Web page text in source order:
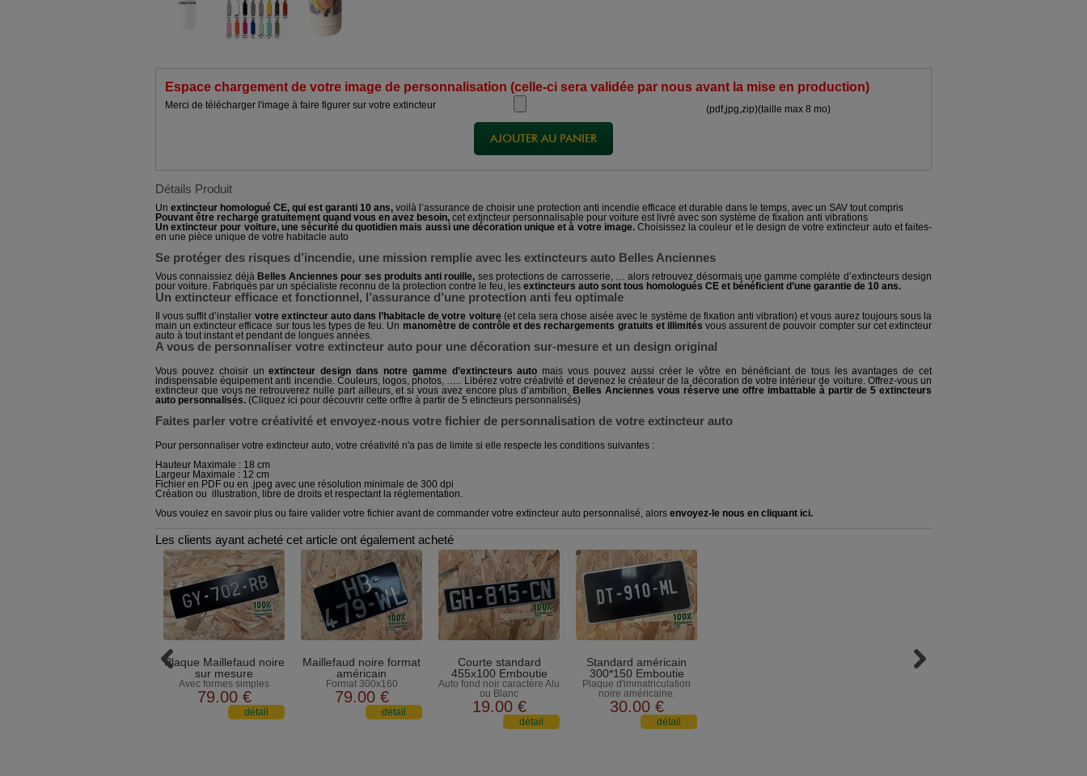
Espace chargement de votre image de personnalisation (celle-ci sera validée par nous avant la mise en production)
Merci de télécharger l'image à faire figurer sur votre extincteur (pdf,jpg,zip)(taille max 8 mo)
Détails Produit
Un extincteur homologué CE, qui est garanti 10 ans, voilà l’assurance de choisir une protection anti incendie efficace et durable dans le temps, avec un SAV tout compris
Pouvant être rechargé gratuitement quand vous en avez besoin, cet extincteur personnalisable pour voiture est livré avec son système de fixation anti vibrations
Un extincteur pour voiture, une sécurité du quotidien mais aussi une décoration unique et à votre image.Choisissez la couleur et le design de votre extincteur auto et faites-
en une pièce unique de votre habitacle auto
Se protéger des risques d’incendie, une mission remplie avec les extincteurs auto Belles Anciennes
Vous connaissiez déjà Belles Anciennes pour ses produits anti rouille, ses protections de carrosserie, … alors retrouvez désormais une gamme complète d’extincteurs design
pour voiture. Fabriqués par un spécialiste reconnu de la protection contre le feu, les extincteurs auto sont tous homologués CE et bénéficient d’une garantie de 10 ans.
Un extincteur efficace et fonctionnel, l’assurance d’une protection anti feu optimale
Il vous suffit d’installer votre extincteur auto dans l’habitacle de votre voiture(et cela sera chose aisée avec le système de fixation anti vibration) et vous aurez toujours sous la
main un extincteur efficace sur tous les types de feu. Un manomètre de contrôle et des rechargements gratuits et illimités vous assurent de pouvoir compter sur cet extincteur
auto à tout instant et pendant de longues années.
A vous de personnaliser votre extincteur auto pour une décoration sur-mesure et un design original
Vous pouvez choisir unextincteur design dans notre gamme d’extincteurs auto mais vous pouvez aussi créer le vôtre en bénéficiant de tous les avantages de cet
indispensable équipement anti incendie. Couleurs, logos, photos, ….. Libérez votre créativité et devenez le créateur de la décoration de votre intérieur de voiture. Offrez-vous un
extincteur que vous ne retrouverez nulle part ailleurs, et si vous avez encore plus d’ambition, Belles Anciennes vous réserve une offre imbattable à partir de 5 extincteurs
auto personnalisés. (Cliquez ici pour découvrir cette orffre à partir de 5 etincteurs personnalisés)
Faites parler votre créativité et envoyez-nous votre fichier de personnalisation de votre extincteur auto
Pour personnaliser votre extincteur auto, votre créativité n'a pas de limite si elle respecte les conditions suivantes :
Hauteur Maximale : 18 cm
Largeur Maximale : 12 cm
Fichier en PDF ou en .jpeg avec une résolution minimale de 300 dpi
Création ou illustration, libre de droits et respectant la réglementation.
Vous voulez en savoir plus ou faire valider votre fichier avant de commander votre extincteur auto personnalisé, alors envoyez-le nous en cliquant ici.
Les clients ayant acheté cet article ont également acheté
Plaque Maillefaud noire
sur mesure
Avec formes simples
79.00 €
Maillefaud noire format
américain
Format 300x160
79.00 €
Courte standard
455x100 Emboutie
Auto fond noir caractère Alu
ou Blanc
19.00 €
Standard américain
300*150 Emboutie
Plaque d'immatriculation
noire américaine.
30.00 €